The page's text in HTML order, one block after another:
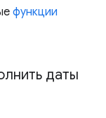
функции
даты